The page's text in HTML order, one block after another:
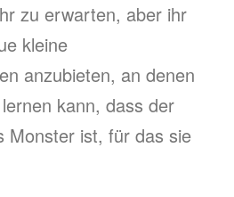
zu erwarten, aber ihr
kleine
anzubieten, an denen
kann, dass der
Monster ist, für das sie